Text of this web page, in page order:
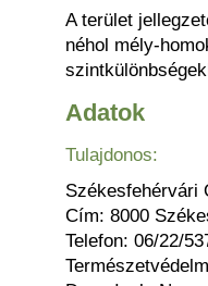
A terület
néhol mély-
Adatok
Tulajdonos:
Székesfehérvári
Cím: 8000
Telefon: 06/22/